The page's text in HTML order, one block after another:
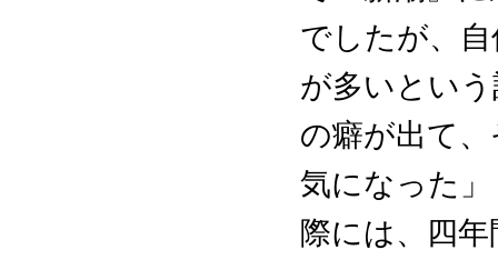
でしたが、
が多いとい
の癖が出て
気になった
際には、四